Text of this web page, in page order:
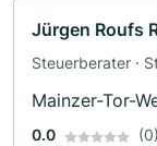
Jürgen Roufs
Steuerberater ·
Mainzer-Tor-
0.0 (0)